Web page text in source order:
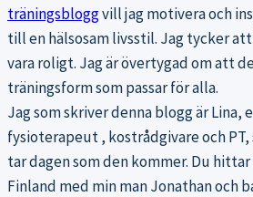
träningsbloggvill jag motivera och
till en hälsosam livsstil. Jag tycker
vara roligt. Jag är övertygad om att
träningsform som passar för alla.
Jag som skriver denna blogg är Lina,
fysioterapeut , kostrådgivare och
tar dagen som den kommer. Du
Finland med min man Jonathan och